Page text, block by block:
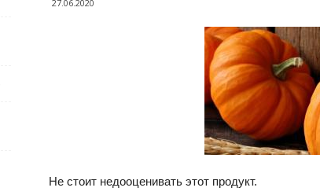
27.06.2020
Не стоит недооценивать этот продукт.